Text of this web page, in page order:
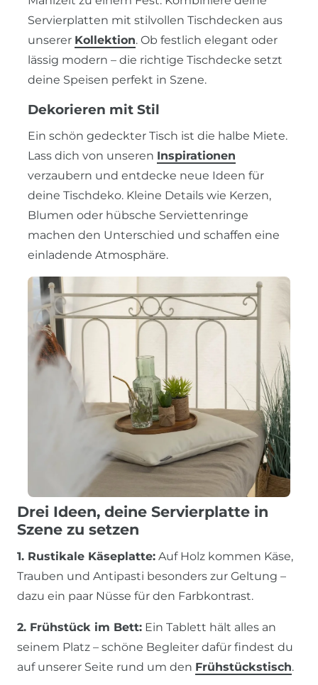
Servierplatten mit stilvollen Tischdecken aus
unserer Kollektion. Ob festlich elegant oder
lässig modern – die richtige Tischdecke setzt
deine Speisen perfekt in Szene.
Dekorieren mit Stil
Ein schön gedeckter Tisch ist die halbe Miete.
Lass dich von unseren Inspirationen
verzaubern und entdecke neue Ideen für
deine Tischdeko. Kleine Details wie Kerzen,
Blumen oder hübsche Serviettenringe
machen den Unterschied und schaffen eine
einladende Atmosphäre.
Drei Ideen, deine Servierplatte in
Szene zu setzen
1. Rustikale Käseplatte: Auf Holz kommen Käse,
Trauben und Antipasti besonders zur Geltung –
dazu ein paar Nüsse für den Farbkontrast.
2. Frühstück im Bett: Ein Tablett hält alles an
seinem Platz – schöne Begleiter dafür findest du
auf unserer Seite rund um den Frühstückstisch.